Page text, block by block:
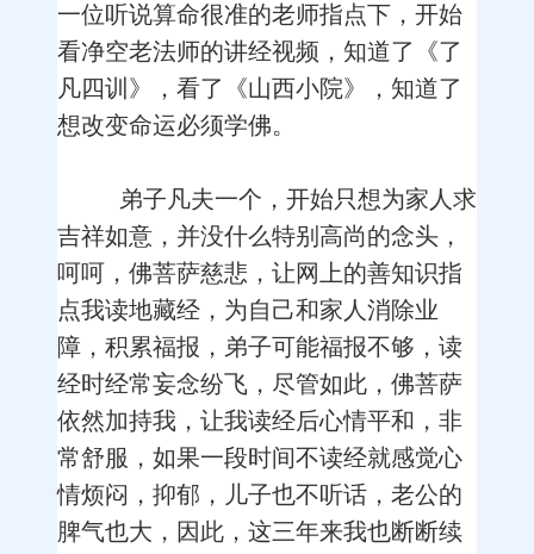
一位听说算命很准的老师指点下，开始
看净空老法师的讲经视频，知道了《了
凡四训》，看了《山西小院》，知道了
想改变命运必须学佛。
弟子凡夫一个，开始只想为家人求
吉祥如意，并没什么特别高尚的念头，
呵呵，佛菩萨慈悲，让网上的善知识指
点我读地藏经，为自己和家人消除业
障，积累福报，弟子可能福报不够，读
经时经常妄念纷飞，尽管如此，佛菩萨
依然加持我，让我读经后心情平和，非
常舒服，如果一段时间不读经就感觉心
情烦闷，抑郁，儿子也不听话，老公的
脾气也大，因此，这三年来我也断断续